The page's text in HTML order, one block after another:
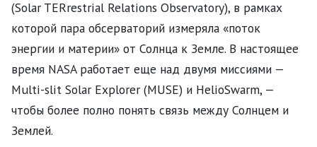
(Solar TERrestrial Relations Observatory), в рамках
которой пара обсерваторий измеряла «поток
энергии и материи» от Солнца к Земле. В настоящее
время NASA работает еще над двумя миссиями —
Multi-slit Solar Explorer (MUSE) и HelioSwarm, —
чтобы более полно понять связь между Солнцем и
Землей.